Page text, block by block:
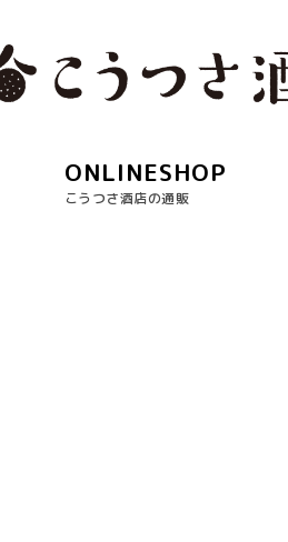
ONLINESHOP
こうつさ酒店の通販